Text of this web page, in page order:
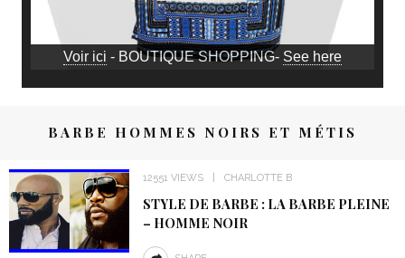
Voir ici - BOUTIQUE SHOPPING- See here
BARBE HOMMES NOIRS ET MÉTIS
12551 VIEWS CHARLOTTE B
STYLE DE BARBE : LA BARBE PLEINE
– HOMME NOIR